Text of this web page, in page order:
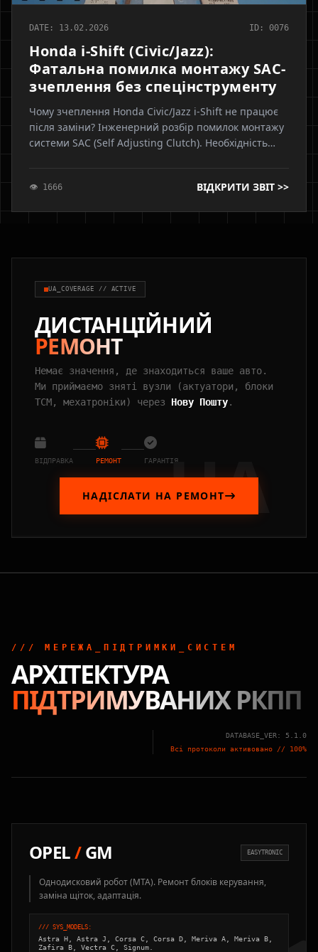
DATE: 13.02.2026 ID: 0076
Honda i-Shift (Civic/Jazz):
Фатальна помилка монтажу SAC-
зчеплення без спецінструменту
Чому зчеплення Honda Civic/Jazz i-Shift не працює
після заміни? Інженерний розбір помилок монтажу
системи SAC (Self Adjusting Clutch). Необхідність
робота
👁 1666 ВІДКРИТИ ЗВІТ >>
UA_COVERAGE // ACTIVE
ДИСТАНЦІЙНИЙ
РЕМОНТ
Немає значення, де знаходиться ваше авто.
Ми приймаємо зняті вузли (актуатори, блоки
TCM, мехатроніки) через Нову Пошту.
ВІДПРАВКА РЕМОНТ ГАРАНТІЯUA
НАДІСЛАТИ НА РЕМОНТ
/// МЕРЕЖА_ПІДТРИМКИ_СИСТЕМ
АРХІТЕКТУРА
ПІДТРИМУВАНИХ РКПП
DATABASE_VER: 5.1.0
Всі протоколи активовано // 100%
OPEL/GM EASYTRONIC
Однодисковий робот (MTA). Ремонт блоків керування,
заміна щіток, адаптація.
/// SYS_MODELS:
Astra H, Astra J, Corsa C, Corsa D, Meriva A, Meriva B,
Zafira B, Vectra C, Signum.